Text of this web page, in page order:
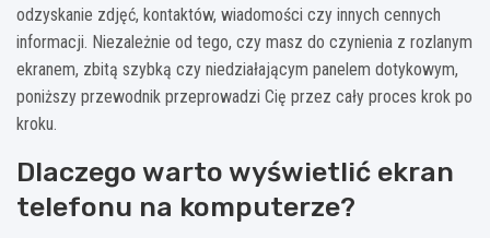
odzyskanie zdjęć, kontaktów, wiadomości czy innych cennych
informacji. Niezależnie od tego, czy masz do czynienia z rozlanym
ekranem, zbitą szybką czy niedziałającym panelem dotykowym,
poniższy przewodnik przeprowadzi Cię przez cały proces krok po
kroku.
Dlaczego warto wyświetlić ekran
telefonu na komputerze?